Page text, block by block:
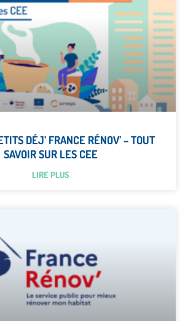
DÉJ’ FRANCE RÉNOV’ – TOUT
SAVOIR SUR LES CEE
LIRE PLUS